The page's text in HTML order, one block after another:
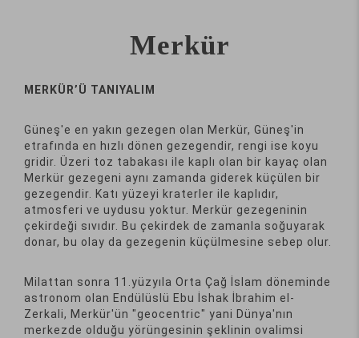
Merkür
MERKÜR’Ü TANIYALIM
Güneş'e en yakın gezegen olan Merkür, Güneş'in
etrafında en hızlı dönen gezegendir, rengi ise koyu
gridir. Üzeri toz tabakası ile kaplı olan bir kayaç olan
Merkür gezegeni aynı zamanda giderek küçülen bir
gezegendir. Katı yüzeyi kraterler ile kaplıdır,
atmosferi ve uydusu yoktur. Merkür gezegeninin
çekirdeği sıvıdır. Bu çekirdek de zamanla soğuyarak
donar, bu olay da gezegenin küçülmesine sebep olur.
Milattan sonra 11.yüzyıla Orta Çağ İslam döneminde
astronom olan Endülüslü Ebu İshak İbrahim el-
Zerkali, Merkür'ün "geocentric" yani Dünya'nın
merkezde olduğu yörüngesinin şeklinin ovalimsi